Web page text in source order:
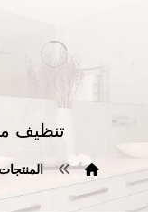
تنظيف
المنتجات